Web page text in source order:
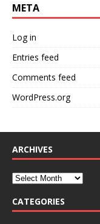
META
Log in
Entries feed
Comments feed
WordPress.org
ARCHIVES
CATEGORIES